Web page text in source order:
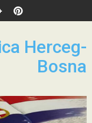
Herceg-
Bosna